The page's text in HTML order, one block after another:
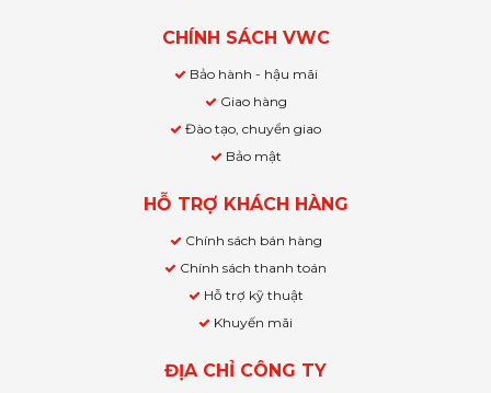
CHÍNH SÁCH VWC
Bảo hành - hậu mãi
Giao hàng
Đào tạo, chuyển giao
Bảo mật
HỖ TRỢ KHÁCH HÀNG
Chính sách bán hàng
Chính sách thanh toán
Hỗ trợ kỹ thuật
Khuyến mãi
ĐỊA CHỈ CÔNG TY